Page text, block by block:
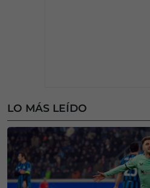
LO MÁS LEÍDO